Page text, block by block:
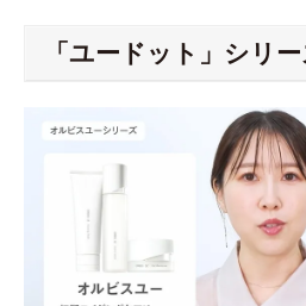
「ユードット」シリ